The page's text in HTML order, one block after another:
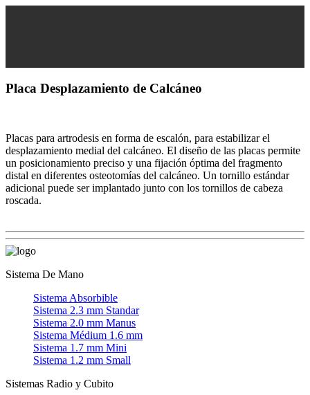
Placa Desplazamiento de Calcáneo
Placas para artrodesis en forma de escalón, para estabilizar el
desplazamiento medial del calcáneo. El diseño de las placas permite
un posicionamiento preciso y una fijación óptima del fragmento
distal en diferentes osteotomías del calcáneo. Un tornillo estándar
adicional puede ser implantado junto con los tornillos de cabeza
roscada.
Sistema De Mano
Sistema Absorbible
Sistema 2.3 mm Standar
Sistema 2.0 mm Manus
Sistema Médium 1.6 mm
Sistema 1.7 mm Mini
Sistema 1.2 mm Small
Sistemas Radio y Cubito